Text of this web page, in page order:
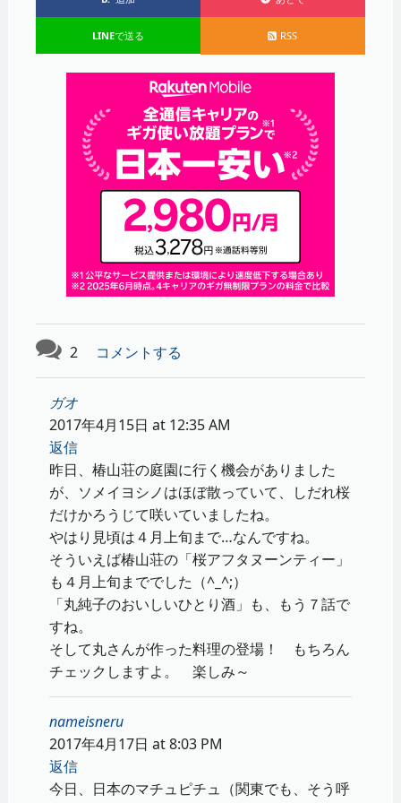
LINEで送る RSS
2 コメントする
ガオ
2017年4月15日 at 12:35 AM
返信
昨日、椿山荘の庭園に行く機会がありました
が、ソメイヨシノはほぼ散っていて、しだれ桜
だけかろうじて咲いていましたね。
やはり見頃は４月上旬まで…なんですね。
そういえば椿山荘の「桜アフタヌーンティー」
も４月上旬まででした（^_^;）
「丸純子のおいしいひとり酒」も、もう７話で
すね。
そして丸さんが作った料理の登場！ もちろん
チェックしますよ。 楽しみ～
nameisneru
2017年4月17日 at 8:03 PM
返信
今日、日本のマチュピチュ（関東でも、そう呼